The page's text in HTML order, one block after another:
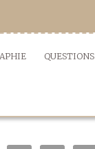
QUESTIONS